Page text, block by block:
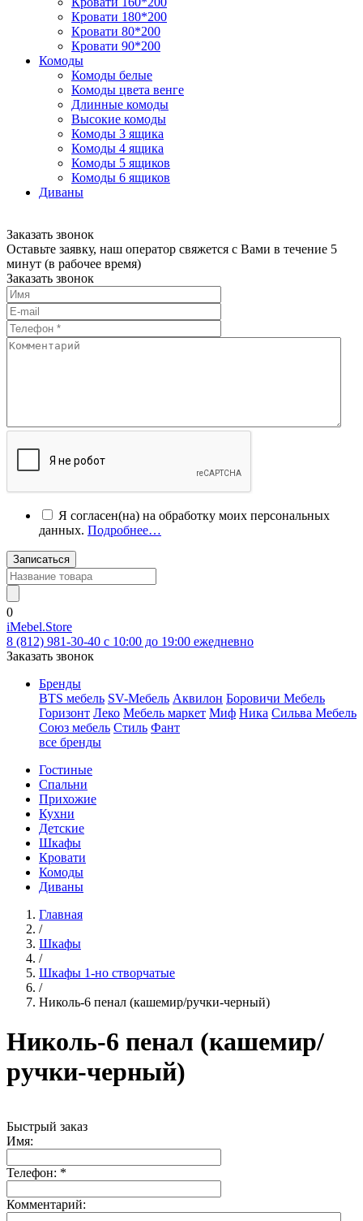
Кровати 180*200
Кровати 80*200
Кровати 90*200
Комоды
Комоды белые
Комоды цвета венге
Длинные комоды
Высокие комоды
Комоды 3 ящика
Комоды 4 ящика
Комоды 5 ящиков
Комоды 6 ящиков
Диваны
Заказать звонок
Оставьте заявку, наш оператор свяжется с Вами в течение 5
минут (в рабочее время)
Заказать звонок
Я согласен(на) на обработку моих персональных
данных. Подробнее…
Записаться
0
iMebel.Store
8 (812) 981-30-40 c 10:00 до 19:00 ежедневно
Заказать звонок
Бренды
BTS мебель SV-Мебель Аквилон Боровичи Мебель
Горизонт Леко Мебель маркет Миф Ника Сильва Мебель
Союз мебель Стиль Фант
все бренды
Гостиные
Спальни
Прихожие
Кухни
Детские
Шкафы
Кровати
Комоды
Диваны
Главная
/
Шкафы
/
Шкафы 1-но створчатые
/
Николь-6 пенал (кашемир/ручки-черный)
Николь-6 пенал (кашемир/
ручки-черный)
Быстрый заказ
Имя:
Телефон: *
Комментарий: